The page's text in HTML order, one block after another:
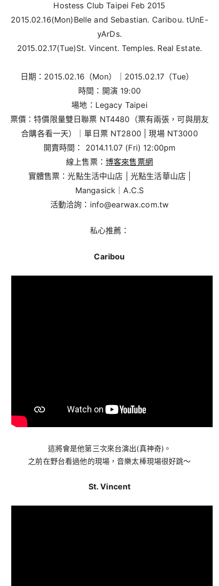
Hostess Club Taipei Feb 2015
2015.02.16(Mon)Belle and Sebastian. Caribou. tUnE-
yArDs.
2015.02.17(Tue)St. Vincent. Temples. Real Estate.
日期：2015.02.16（Mon）｜2015.02.17（Tue）
時間：開演 19:00
場地：Legacy Taipei
票價：特價限量雙日聯票 NT4480（票有兩張，可與朋友
合購各看一天）｜單日票 NT2800 | 現場 NT3000
開賣時間： 2014.11.07 (Fri) 12:00pm
線上售票： 博客來售票網
實體售票：光點生活中山店 | 光點生活華山店 |
Mangasick｜A.C.S
活動洽詢：info@earwax.com.tw
私心推薦：
Caribou
這將會是他第三次來台演出(真神奇)。
之前在野台看過他的現場，音樂太棒現場很好跳～
St. Vincent